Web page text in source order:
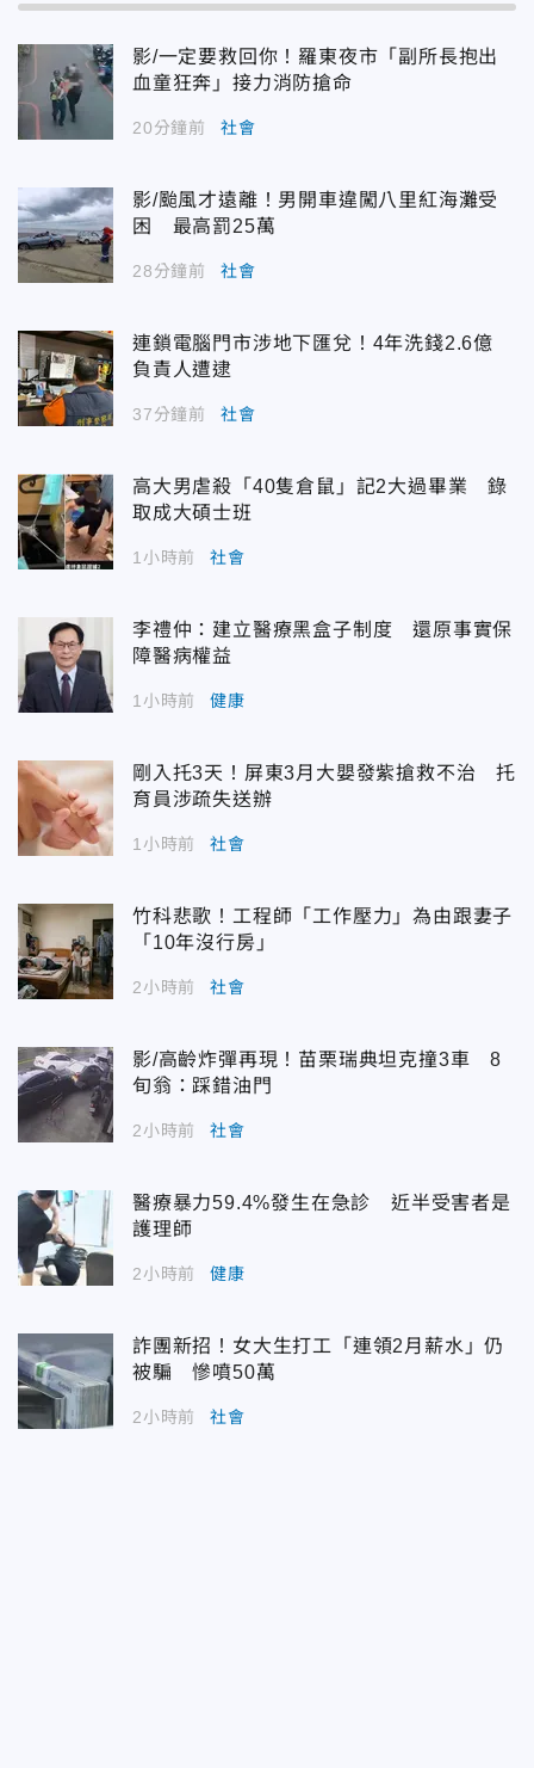
影/一定要救回你！羅東夜市「副所長抱出
血童狂奔」接力消防搶命
20分鐘前 社會
影/颱風才遠離！男開車違闖八里紅海灘受
困 最高罰25萬
28分鐘前 社會
連鎖電腦門市涉地下匯兌！4年洗錢2.6億
負責人遭逮
37分鐘前 社會
高大男虐殺「40隻倉鼠」記2大過畢業 錄
取成大碩士班
1小時前 社會
李禮仲：建立醫療黑盒子制度 還原事實保
障醫病權益
1小時前 健康
剛入托3天！屏東3月大嬰發紫搶救不治 托
育員涉疏失送辦
1小時前 社會
竹科悲歌！工程師「工作壓力」為由跟妻子
「10年沒行房」
2小時前 社會
影/高齡炸彈再現！苗栗瑞典坦克撞3車 8
旬翁：踩錯油門
2小時前 社會
醫療暴力59.4%發生在急診 近半受害者是
護理師
2小時前 健康
詐團新招！女大生打工「連領2月薪水」仍
被騙 慘噴50萬
2小時前 社會